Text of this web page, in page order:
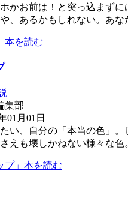
かお前は！と突っ込まず
、あるかもしれない。あ
本を読む
集部
01月01日
い、自分の「本当の色」
えも壊しかねない様々な
プ」本を読む